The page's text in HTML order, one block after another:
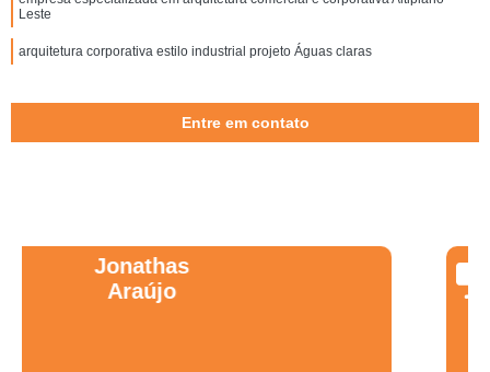
Leste
arquitetura corporativa estilo industrial projeto Águas claras
Entre em contato
Wanessa